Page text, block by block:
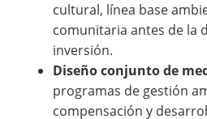
cultural, línea base
comunitaria antes de la
inversión.
Diseño conjunto de
programas de gestión
compensación y